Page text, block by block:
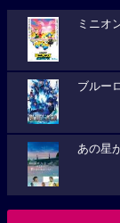
ミニオ
ブルー
あの星